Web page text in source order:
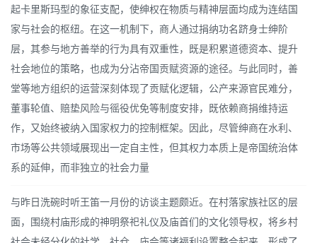
起卡里斯玛型的象征支配，使绅权在物质与精神层面均成为连结国
家与社会的枢纽。在这一机制下，商人通过捐纳功名跻身士绅阶
层，其参与地方善举的行为具有双重性，既是积累道德资本、提升
社会地位的策略，也成为分沾帝国贡赋资源的途径。与此同时，善
堂等地方组织的运营深刻体现了贡赋化逻辑，公产来源官民难分，
董事轮值、赔垫风险与徭役优免等制度安排，既依赖商捐维持运
作，又始终被纳入国家权力的控制框架。因此，尽管绅商在水利、
市场等公共领域展现出一定自主性，但其权力本质上是帝国统治体
系的延伸，而非独立的社会力量
与昨日洗碗时听王笛一月份的访谈主题颇近。在村落家族社区的层
面，围绕村庙形成的神明祭祀礼仪及庙首们的文化领导权，将乡村